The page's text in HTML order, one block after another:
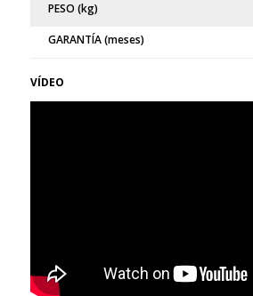
PESO (kg)
GARANTÍA (meses)
VÍDEO